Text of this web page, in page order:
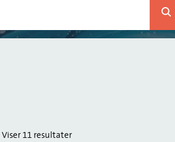
Viser 11 resultater